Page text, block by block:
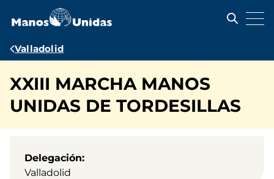
contenido
Ruta
navegación
Valladolid
XXIII MARCHA MANOS
UNIDAS DE TORDESILLAS
Delegación
Valladolid